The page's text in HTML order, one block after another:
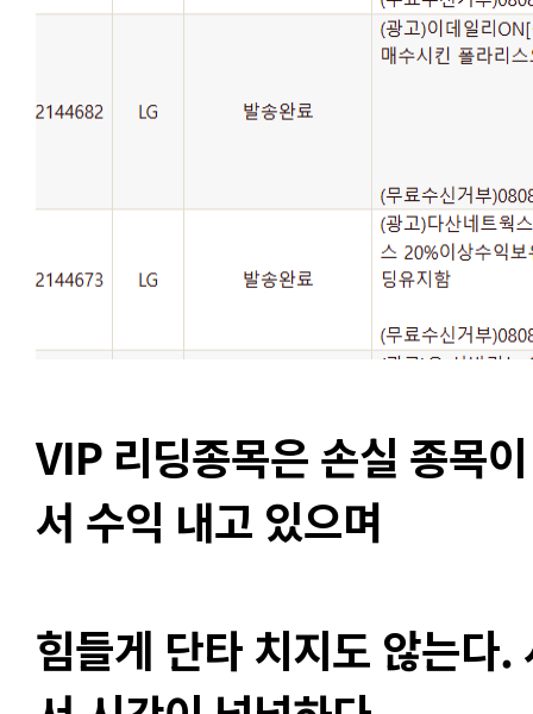
VIP 리딩종목은 손실 종목
서 수익 내고 있으며
힘들게 단타 치지도 않는다